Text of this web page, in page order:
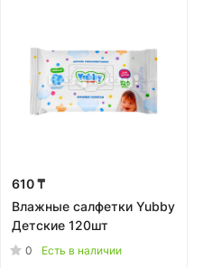
610 ₸
Влажные салфeтки Yubbу
Детские 120шт
0 Есть в наличии